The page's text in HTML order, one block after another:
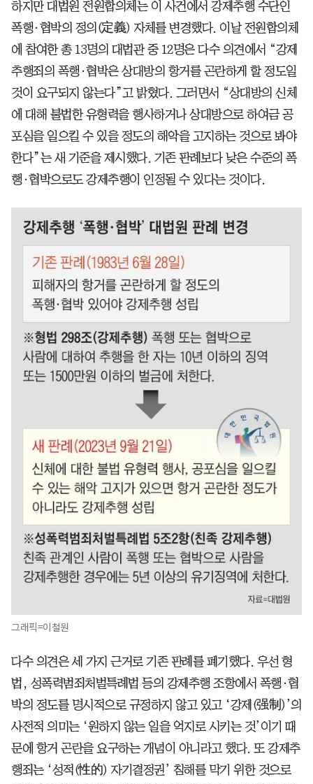
하지만 대법원 전원합의체는 이 사건에서 강제추행 수단인
폭행·협박의 정의(定義) 자체를 변경했다. 이날 전원합의체
에 참여한 총 13명의 대법관 중 12명은 다수 의견에서 “강제
추행죄의 폭행·협박은 상대방의 항거를 곤란하게 할 정도일
것이 요구되지 않는다”고 밝혔다. 그러면서 “상대방의 신체
에 대해 불법한 유형력을 행사하거나 상대방으로 하여금 공
포심을 일으킬 수 있을 정도의 해악을 고지하는 것으로 봐야
한다”는 새 기준을 제시했다. 기존 판례보다 낮은 수준의 폭
행·협박으로도 강제추행이 인정될 수 있다는 것이다.
그래픽=이철원
다수 의견은 세 가지 근거로 기존 판례를 폐기했다. 우선 형
법, 성폭력범죄처벌특례법 등의 강제추행 조항에서 폭행·협
박의 정도를 명시적으로 규정하지 않고 있고 ‘강제(强制)’의
사전적 의미는 ‘원하지 않는 일을 억지로 시키는 것’이기 때
문에 항거 곤란을 요구하는 개념이 아니라고 했다. 또 강제추
행죄는 ‘성적(性的) 자기결정권’ 침해를 막기 위한 것으로